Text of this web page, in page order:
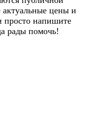
цены и
просто напишите
рады помочь!